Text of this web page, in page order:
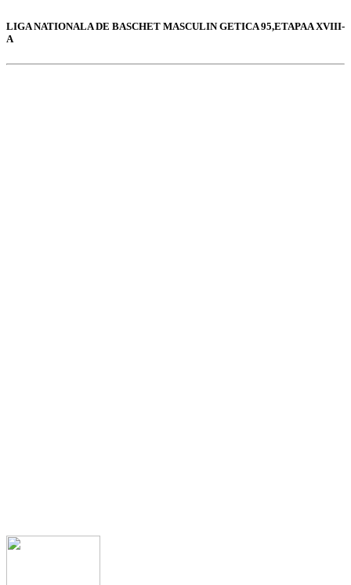
LIGA NATIONALA DE BASCHET MASCULIN GETICA 95,ETAPAA XVIII-
A